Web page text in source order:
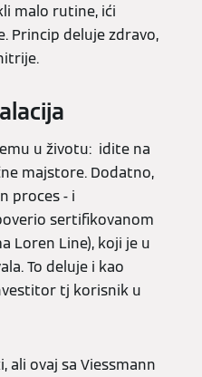
malo rutine, ići
Princip deluje zdravo,
u životu: idite na
majstore. Dodatno,
proces - i
sertifikovanom
Loren Line), koji je u
To deluje i kao
tj korisnik u
ali ovaj sa Viessmann